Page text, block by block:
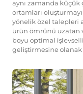
aynı zamanda küçük
ortamları
yönelik özel talepleri
ürün ömrünü uzatan
boyu optimal
geliştirmesine olanak